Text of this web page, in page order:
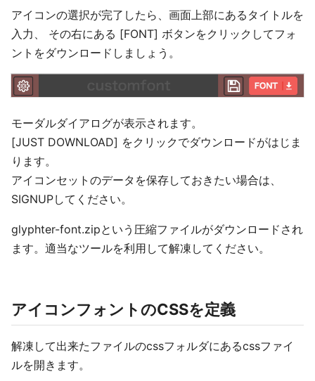
アイコンの選択が完了したら、画面上部にあるタイトルを
入力、 その右にある [FONT] ボタンをクリックしてフォ
ントをダウンロードしましょう。
モーダルダイアログが表示されます。
[JUST DOWNLOAD] をクリックでダウンロードがはじま
ります。
アイコンセットのデータを保存しておきたい場合は、
SIGNUPしてください。
glyphter-font.zipという圧縮ファイルがダウンロードされ
ます。適当なツールを利用して解凍してください。
アイコンフォントのCSSを定義
解凍して出来たファイルのcssフォルダにあるcssファイ
ルを開きます。